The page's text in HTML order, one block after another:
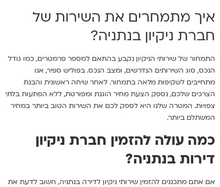
איך מתמחרים את השירות של
חברת ניקיון בנתניה?
התמחור של שירותי הניקיון נקבע בהתאם למספר פרמטרים, כמו גודל
הנכס, סוג השירותים הנדרשים, ומצב הנכס. בפוליש ספיר, אנו
מתחייבים לשקיפות מלאה בתמחור. לאחר שיחה ראשונית והבנת
הצרכים שלכם, נספק הצעת מחיר הוגנת ומפורטת, ללא הפתעות בלתי
צפויות. המטרה שלנו היא לספק לכם את השירות הטוב ביותר במחיר
המשתלם ביותר.
כמה עולה להזמין חברת ניקיון
דירות בנתניה?
אם אתם מתכננים להזמין שירותי ניקיון לדירה בנתניה, חשוב לדעת את